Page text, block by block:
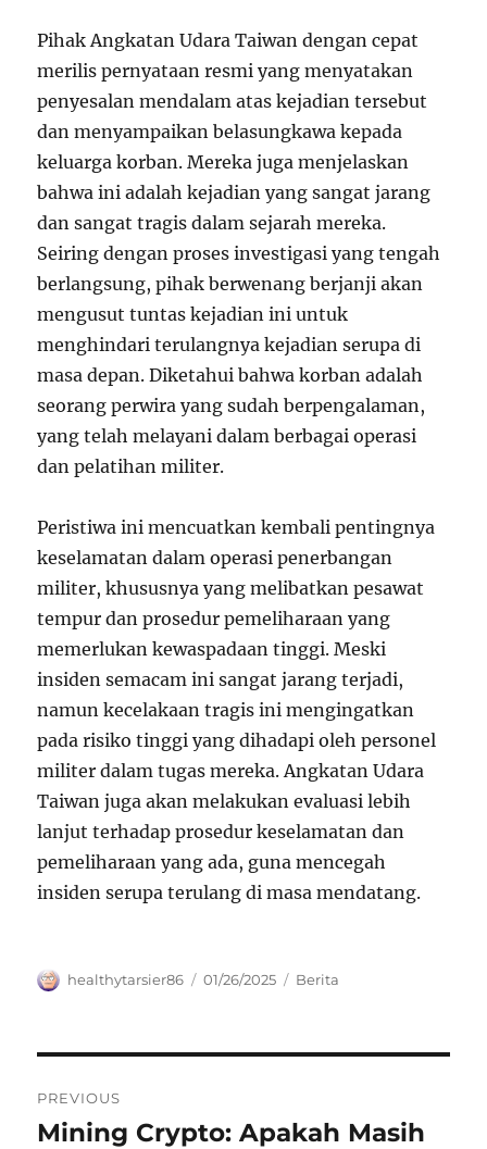
Pihak Angkatan Udara Taiwan dengan cepat
merilis pernyataan resmi yang menyatakan
penyesalan mendalam atas kejadian tersebut
dan menyampaikan belasungkawa kepada
keluarga korban. Mereka juga menjelaskan
bahwa ini adalah kejadian yang sangat jarang
dan sangat tragis dalam sejarah mereka.
Seiring dengan proses investigasi yang tengah
berlangsung, pihak berwenang berjanji akan
mengusut tuntas kejadian ini untuk
menghindari terulangnya kejadian serupa di
masa depan. Diketahui bahwa korban adalah
seorang perwira yang sudah berpengalaman,
yang telah melayani dalam berbagai operasi
dan pelatihan militer.
Peristiwa ini mencuatkan kembali pentingnya
keselamatan dalam operasi penerbangan
militer, khususnya yang melibatkan pesawat
tempur dan prosedur pemeliharaan yang
memerlukan kewaspadaan tinggi. Meski
insiden semacam ini sangat jarang terjadi,
namun kecelakaan tragis ini mengingatkan
pada risiko tinggi yang dihadapi oleh personel
militer dalam tugas mereka. Angkatan Udara
Taiwan juga akan melakukan evaluasi lebih
lanjut terhadap prosedur keselamatan dan
pemeliharaan yang ada, guna mencegah
insiden serupa terulang di masa mendatang.
Author
healthytarsier86
Posted
01/26/2025 Categories
Berita
pos
PREVIOUS
Previous
Mining Crypto: Apakah Masih